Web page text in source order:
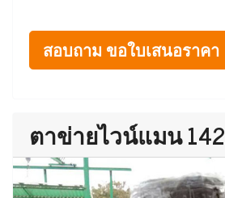
สอบถาม ขอใบเสนอราคา
ตาข่ายไวน์แมน 142